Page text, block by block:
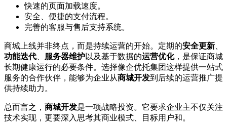
快速的页面加载速度。
安全、便捷的支付流程。
完善的客服与售后支持系统。
商城上线并非终点，而是持续运营的开始。定期的安全更新
功能迭代
服务器维护以及基于数据的运营优化，是保证商城
长期健康运行的必要条件。选择像企优托集团这样提供一站式
服务的合作伙伴，能够为企业从商城开发到后续的运营推广提
供持续助力。
总而言之， 商城开发是一项战略投资。它要求企业主不仅关注
技术实现，更要深入思考其商业模式、目标用户和。